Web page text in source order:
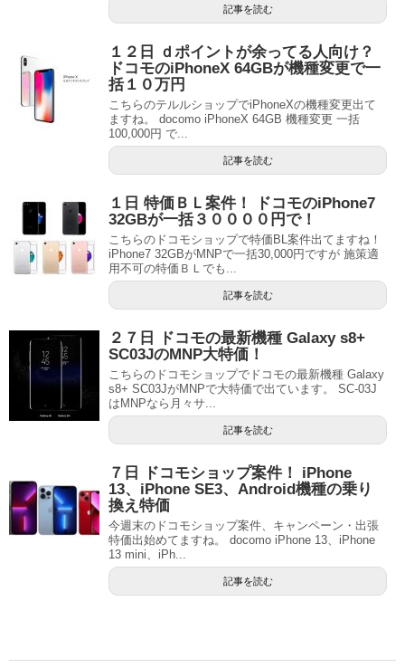
記事を読む
１２日 ｄポイントが余ってる人向け？
ドコモのiPhoneX 64GBが機種変更で一
括１０万円
こちらのテルルショップでiPhoneXの機種変更出て
ますね。 docomo iPhoneX 64GB 機種変更 一括
100,000円 で...
記事を読む
１日 特価ＢＬ案件！ ドコモのiPhone7
32GBが一括３００００円で！
こちらのドコモショップで特価BL案件出てますね！
iPhone7 32GBがMNPで一括30,000円ですが 施策適
用不可の特価ＢＬでも...
記事を読む
２７日 ドコモの最新機種 Galaxy s8+
SC03JのMNP大特価！
こちらのドコモショップでドコモの最新機種 Galaxy
s8+ SC03JがMNPで大特価で出ています。 SC-03J
はMNPなら月々サ...
記事を読む
７日 ドコモショップ案件！ iPhone
13、iPhone SE3、Android機種の乗り
換え特価
今週末のドコモショップ案件、キャンペーン・出張
特価出始めてますね。 docomo iPhone 13、iPhone
13 mini、iPh...
記事を読む